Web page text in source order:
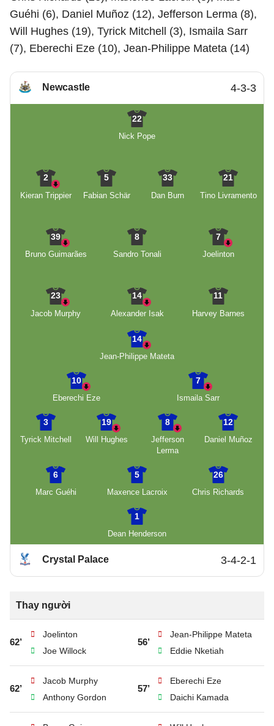
Guéhi (6), Daniel Muñoz (12), Jefferson Lerma (8),
Will Hughes (19), Tyrick Mitchell (3), Ismaila Sarr
(7), Eberechi Eze (10), Jean-Philippe Mateta (14)
Newcastle 4-3-3
22
Nick Pope
2
Kieran Trippier
5
Fabian Schär
33
Dan Burn
21
Tino Livramento
39
Bruno Guimarães
8
Sandro Tonali
7
Joelinton
23
Jacob Murphy
14
Alexander Isak
11
Harvey Barnes
14
Jean-Philippe Mateta
10
Eberechi Eze
7
Ismaila Sarr
3
Tyrick Mitchell
19
Will Hughes
8
Jefferson
Lerma
12
Daniel Muñoz
6
Marc Guéhi
5
Maxence Lacroix
26
Chris Richards
1
Dean Henderson
Crystal Palace 3-4-2-1
Thay người
62’
Joelinton
Joe Willock
56’
Jean-Philippe Mateta
Eddie Nketiah
62’
Jacob Murphy
Anthony Gordon
57’
Eberechi Eze
Daichi Kamada